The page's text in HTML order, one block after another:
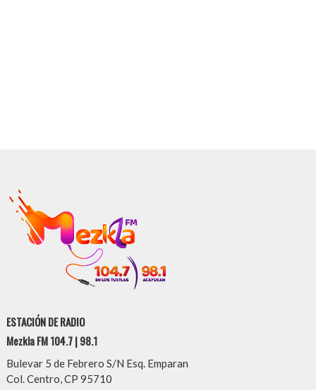
ESTACIÓN DE RADIO
Mezkla FM 104.7 | 98.1
Bulevar 5 de Febrero S/N Esq. Emparan
Col. Centro, CP 95710